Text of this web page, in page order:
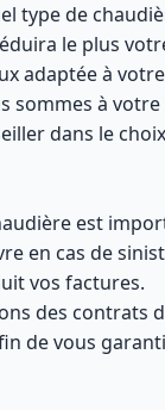
type de
le plus
adaptée à
sommes à
dans le
est
en cas de
vos factures.
des contrats
de vous